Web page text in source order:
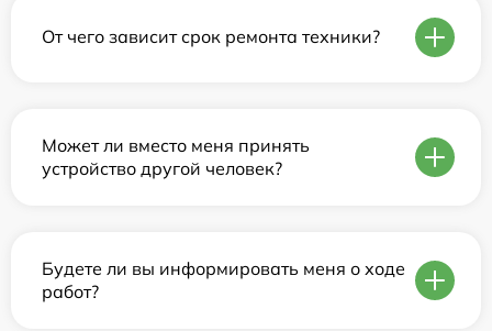
От чего зависит срок ремонта техники?
Может ли вместо меня принять
устройство другой человек?
Будете ли вы информировать меня о ходе
работ?